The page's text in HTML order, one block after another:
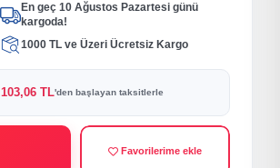
En geç 10 Ağustos Pazartesi günü
kargoda!
1000 TL ve Üzeri Ücretsiz Kargo
103,06 TL'den başlayan taksitlerle
Favorilerime ekle